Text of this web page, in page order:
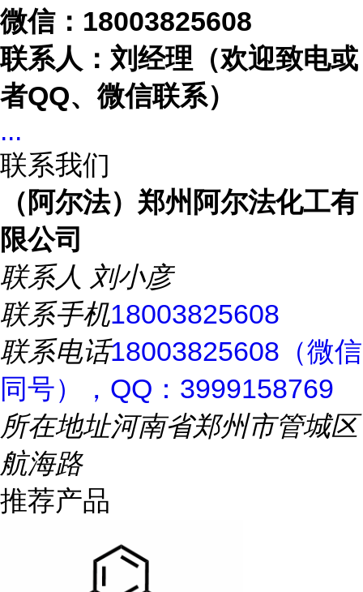
微信： 18003825608
联系人：刘经理（欢迎致电或
者QQ、微信联系）
...
联系我们
（阿尔法）郑州阿尔法化工有
限公司
联系人 刘小彦
联系手机18003825608
联系电话18003825608（微信
同号），QQ：3999158769
所在地址河南省郑州市管城区
航海路
推荐产品